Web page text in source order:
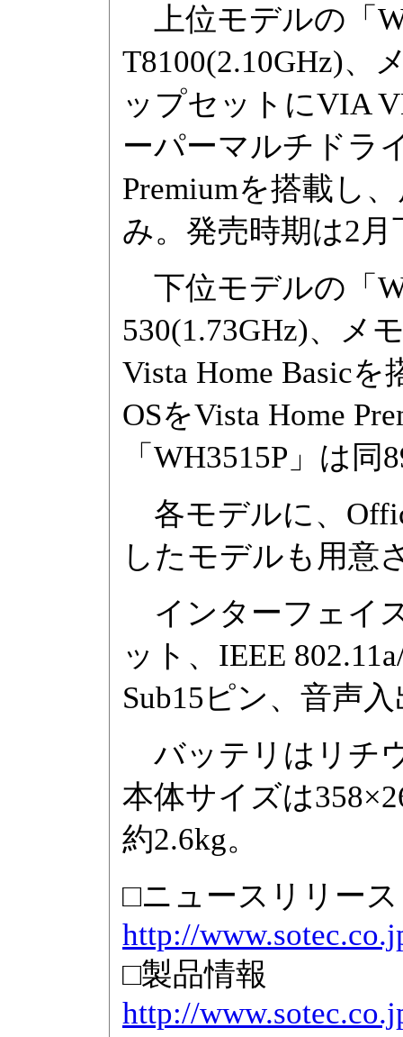
上位モデルの「
T8100(2.10GHz)、
ップセットにVIA
ーパーマルチドラ
Premiumを搭載し
み。発売時期は2月
下位モデルの「
530(1.73GHz)、メ
Vista Home Basic
OSをVista Home
「WH3515P」は
各モデルに、
したモデルも用意
インターフェイス
ット、IEEE
Sub15ピン、音声
バッテリはリチ
本体サイズは
約2.6kg。
□ニュースリリース
http://
□製品情報
http://